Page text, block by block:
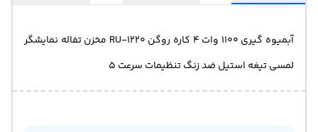
آبمیوه گیری 1100 وات 4 کاره روگن RU-1220 مخزن تفاله نمایشگر
لمسی تیغه استیل ضد زنگ تنظیمات سرعت 5